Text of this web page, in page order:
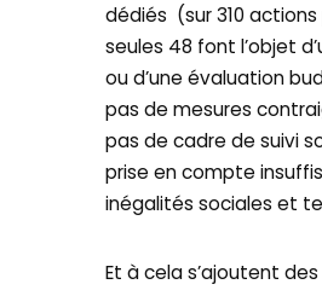
dédiés (sur 310
seules 48 font l’objet
ou d’une évaluation
pas de mesures
pas de cadre de suivi
prise en compte
inégalités sociales et
Et à cela s’ajoutent